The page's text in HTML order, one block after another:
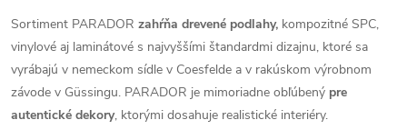
Sortiment PARADOR zahŕňa drevené podlahy, kompozitné SPC,
vinylové aj laminátové s najvyššími štandardmi dizajnu, ktoré sa
vyrábajú v nemeckom sídle v Coesfelde a v rakúskom výrobnom
závode v Güssingu. PARADOR je mimoriadne obľúbený pre
autentické dekory, ktorými dosahuje realistické interiéry.